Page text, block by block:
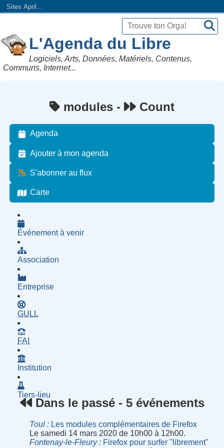
Sites April...
L'Agenda du Libre
Logiciels, Arts, Données, Matériels, Contenus,
Communs, Internet...
modules - Count
Agenda
Ajouter à mon agenda
S'abonner au flux
Carte
Événement à venir
Association
Entreprise
GULL
FAI
Institution
Tiers-lieu
Dans le passé - 5 événements
Toul
Les modules complémentaires de Firefox
Le samedi 14 mars 2020 de 10h00 à 12h00.
Fontenay-le-Fleury
Firefox pour surfer "librement"